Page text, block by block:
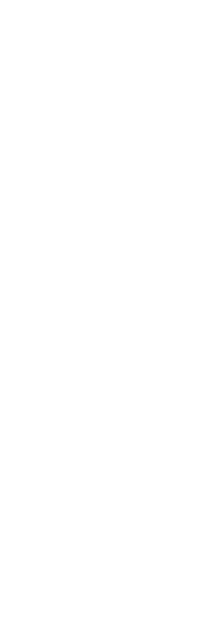
zahrady a vnitřní prostory moc líbily. :) Co se
a že je dál od hluku a nočního dění v
a vedou z něho strmé schody na pláž
hotelu vytknula byla